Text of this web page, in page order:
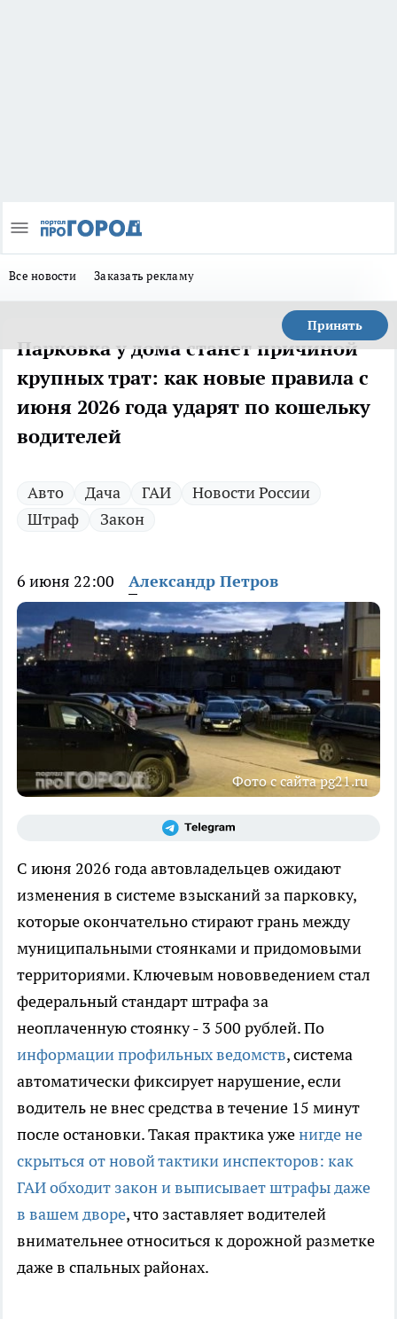
Все новости Заказать рекламу
Принять
Парковка у дома станет причиной
крупных трат: как новые правила с
июня 2026 года ударят по кошельку
водителей
Авто Дача ГАИ
Новости России
Штраф
Закон
6 июня 22:00 Александр Петров
Фото с сайта pg21.ru
С июня 2026 года автовладельцев ожидают
изменения в системе взысканий за парковку,
которые окончательно стирают грань между
муниципальными стоянками и придомовыми
территориями. Ключевым нововведением стал
федеральный стандарт штрафа за
неоплаченную стоянку - 3 500 рублей. По
информации профильных ведомств, система
автоматически фиксирует нарушение, если
водитель не внес средства в течение 15 минут
после остановки. Такая практика уженигде не
скрыться от новой тактики инспекторов: как
ГАИ обходит закон и выписывает штрафы даже
в вашем дворе, что заставляет водителей
внимательнее относиться к дорожной разметке
даже в спальных районах.